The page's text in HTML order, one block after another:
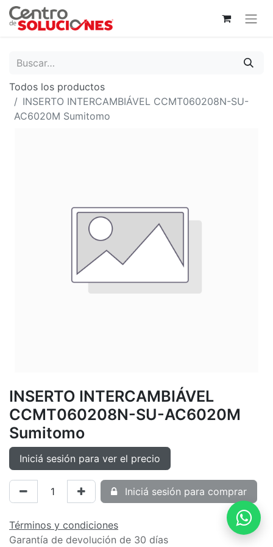
Todos los productos
INSERTO INTERCAMBIÁVEL CCMT060208N-SU-
AC6020M Sumitomo
INSERTO INTERCAMBIÁVEL
CCMT060208N-SU-AC6020M
Sumitomo
Iniciá sesión para ver el precio
Iniciá sesión para comprar
Términos y condiciones
Garantía de devolución de 30 días